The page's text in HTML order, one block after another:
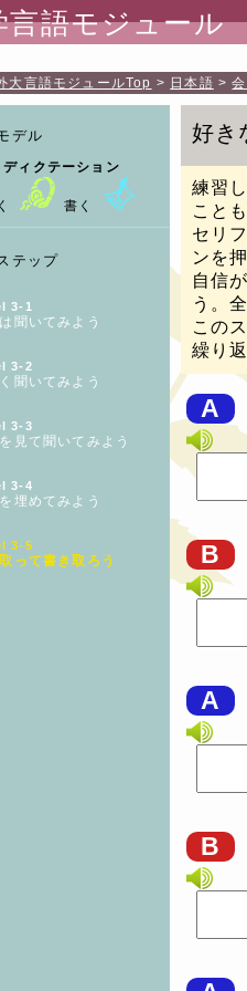
言語モジュール
大言語モジュールTop 日本語
デル
ディクテーション
書く
テップ
3-1
聞いてみよう
3-2
聞いてみよう
3-3
見て聞いてみよう
3-4
埋めてみよう
3-5
って書き取ろう
好き
練習
こと
セリ
ンを
自信
う。
この
繰り
A
B
A
B